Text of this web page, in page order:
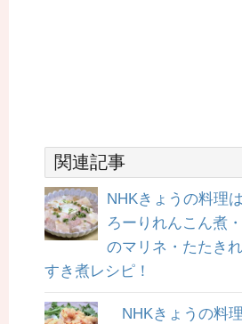
関連記事
NHKきょうの料理
ろーりれんこん煮
のマリネ・たたき
すき煮レシピ！
NHKきょうの料